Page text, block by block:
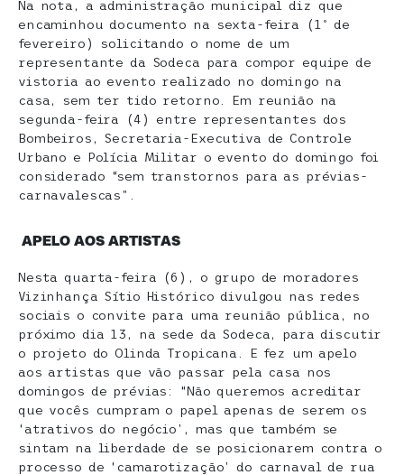
Na nota, a administração municipal diz que
encaminhou documento na sexta-feira (1º de
fevereiro) solicitando o nome de um
representante da Sodeca para compor equipe de
vistoria ao evento realizado no domingo na
casa, sem ter tido retorno. Em reunião na
segunda-feira (4) entre representantes dos
Bombeiros, Secretaria-Executiva de Controle
Urbano e Polícia Militar o evento do domingo foi
considerado “sem transtornos para as prévias-
carnavalescas”.
APELO AOS ARTISTAS
Nesta quarta-feira (6), o grupo de moradores
Vizinhança Sítio Histórico divulgou nas redes
sociais o convite para uma reunião pública, no
próximo dia 13, na sede da Sodeca, para discutir
o projeto do Olinda Tropicana. E fez um apelo
aos artistas que vão passar pela casa nos
domingos de prévias: “Não queremos acreditar
que vocês cumpram o papel apenas de serem os
‘atrativos do negócio’, mas que também se
sintam na liberdade de se posicionarem contra o
processo de ‘camarotização’ do carnaval de rua